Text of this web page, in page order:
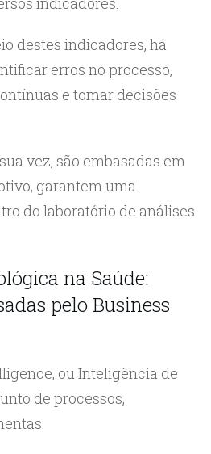
destes indicadores, há
erros no processo,
e tomar decisões
vez, são embasadas em
garantem uma
do laboratório de análises
na Saúde:
pelo Business
ou Inteligência de
de processos,